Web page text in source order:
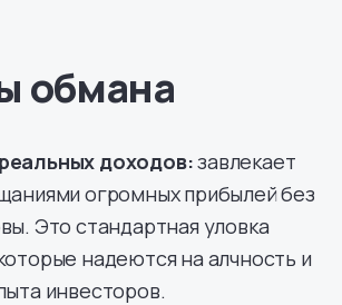
обмана
доходов:завлекает
огромных прибылей без
Это стандартная уловка
надеются на алчность и
инвесторов.